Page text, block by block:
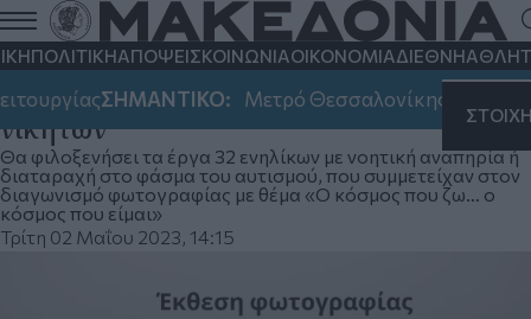
ΠΟΛΙΤΙΚΗΑΠΟΨΕΙΣΚΟΙΝΩΝΙΑΟΙΚΟΝΟΜΙΑΔΙΕΘΝΗ
ΣΗΜΑΝΤΙΚΟ: Μετρό Θεσσαλονίκης: Αλλαγές
Έκθεση Φωτογραφίας ενηλίκων με
νοητική αναπηρία ή διαταραχή στο
φάσμα του αυτισμού και βράβευση
νικητών
Θα φιλοξενήσει τα έργα 32 ενηλίκων με νοητική αναπηρία ή
διαταραχή στο φάσμα του αυτισμού, που συμμετείχαν στον
διαγωνισμό φωτογραφίας με θέμα «Ο κόσμος που ζω… ο
κόσμος που είμαι»
Τρίτη 02 Μαΐου 2023, 14:15